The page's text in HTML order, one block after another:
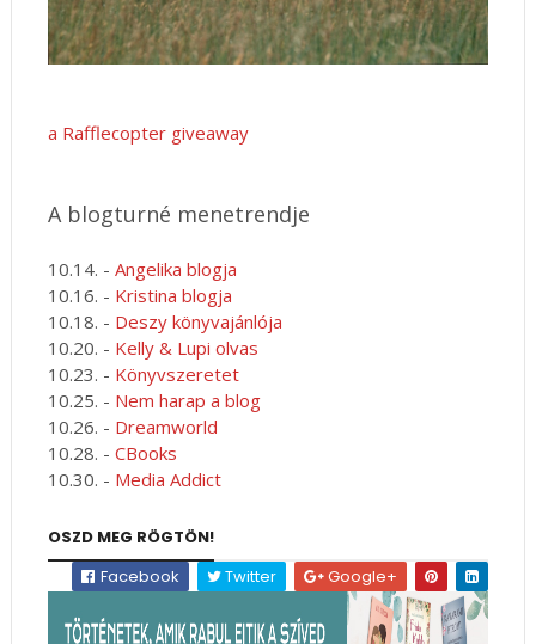
a Rafflecopter giveaway
A blogturné menetrendje
10.14. - Angelika blogja
10.16. - Kristina blogja
10.18. - Deszy könyvajánlója
10.20. - Kelly & Lupi olvas
10.23. - Könyvszeretet
10.25. - Nem harap a blog
10.26. - Dreamworld
10.28. - CBooks
10.30. - Media Addict
OSZD MEG RÖGTÖN!
Facebook
Twitter Google+